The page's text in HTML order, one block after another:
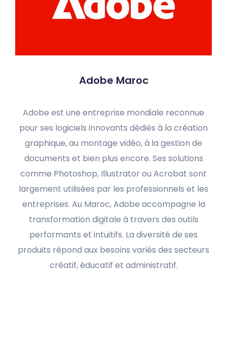
Adobe Maroc
Adobe est une entreprise mondiale reconnue
pour ses logiciels innovants dédiés à la création
graphique, au montage vidéo, à la gestion de
documents et bien plus encore. Ses solutions
comme Photoshop, Illustrator ou Acrobat sont
largement utilisées par les professionnels et les
entreprises. Au Maroc, Adobe accompagne la
transformation digitale à travers des outils
performants et intuitifs. La diversité de ses
produits répond aux besoins variés des secteurs
créatif, éducatif et administratif.